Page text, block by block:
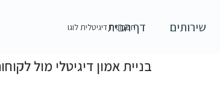
דף הבית שירותים
בניית אמון דיגיטלי מול